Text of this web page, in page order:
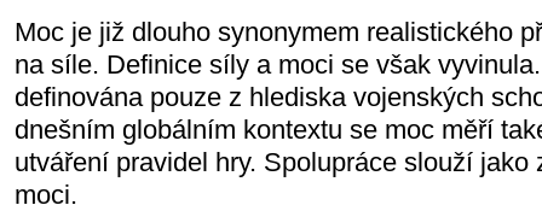
Moc je již dlouho synonymem realistického
na síle. Definice síly a moci se však
definována pouze z hlediska vojenských
dnešním globálním kontextu se moc měří
utváření pravidel hry. Spolupráce slouží jako
moci.